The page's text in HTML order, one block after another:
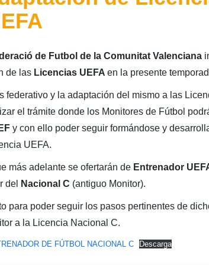
de Futbol de la Comunitat Valenciana
de las Licencias UEFA en la presente
y la adaptación del mismo a las
el trámite donde los Monitores de Fútbol
y con ello poder seguir formándose y
UEFA.
más adelante se ofertarán de Entrenador
del
Nacional C (antiguo Monitor).
para poder seguir los pasos pertinentes de
a la Licencia Nacional C.
DE FÚTBOL NACIONAL C Descarga